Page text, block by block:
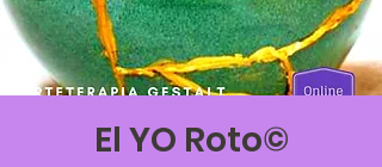
El YO Roto©